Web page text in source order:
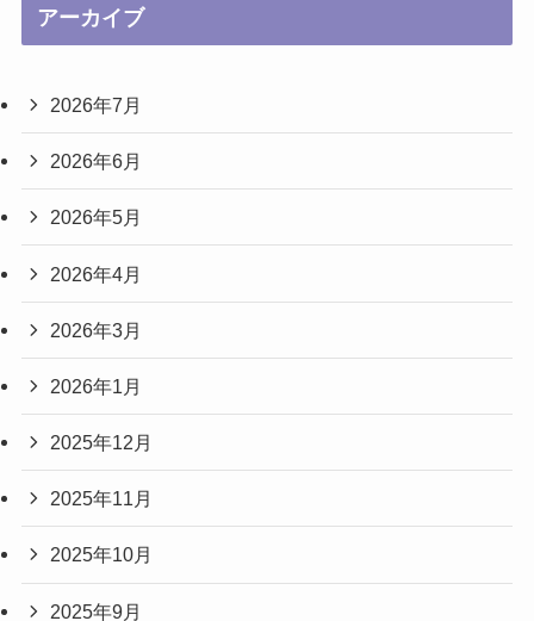
アーカイブ
2026年7月
2026年6月
2026年5月
2026年4月
2026年3月
2026年1月
2025年12月
2025年11月
2025年10月
2025年9月